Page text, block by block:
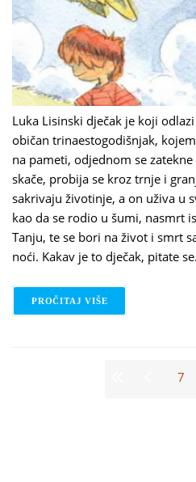
Luka Lisinski dječak je koji
običan trinaestogodišnjak,
na pameti, odjednom se
skače, probija se kroz trnje i
sakrivaju životinje, a on uživa u
kao da se rodio u šumi, nasmrt
Tanju, te se bori na život i smrt
noći. Kakav je to dječak, pitate
PROČITAJ VIŠE
7